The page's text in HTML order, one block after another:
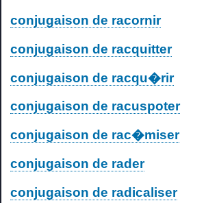
conjugaison de racornir
conjugaison de racquitter
conjugaison de racqu�rir
conjugaison de racuspoter
conjugaison de rac�miser
conjugaison de rader
conjugaison de radicaliser